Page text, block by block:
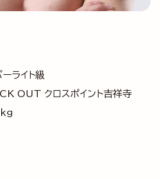
ーライト級
OUT クロスポイント吉祥寺